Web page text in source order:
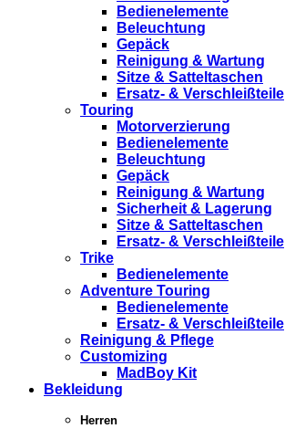
Bedienelemente
Beleuchtung
Gepäck
Reinigung & Wartung
Sitze & Satteltaschen
Ersatz- & Verschleißteile
Touring
Motorverzierung
Bedienelemente
Beleuchtung
Gepäck
Reinigung & Wartung
Sicherheit & Lagerung
Sitze & Satteltaschen
Ersatz- & Verschleißteile
Trike
Bedienelemente
Adventure Touring
Bedienelemente
Ersatz- & Verschleißteile
Reinigung & Pflege
Customizing
MadBoy Kit
Bekleidung
Herren